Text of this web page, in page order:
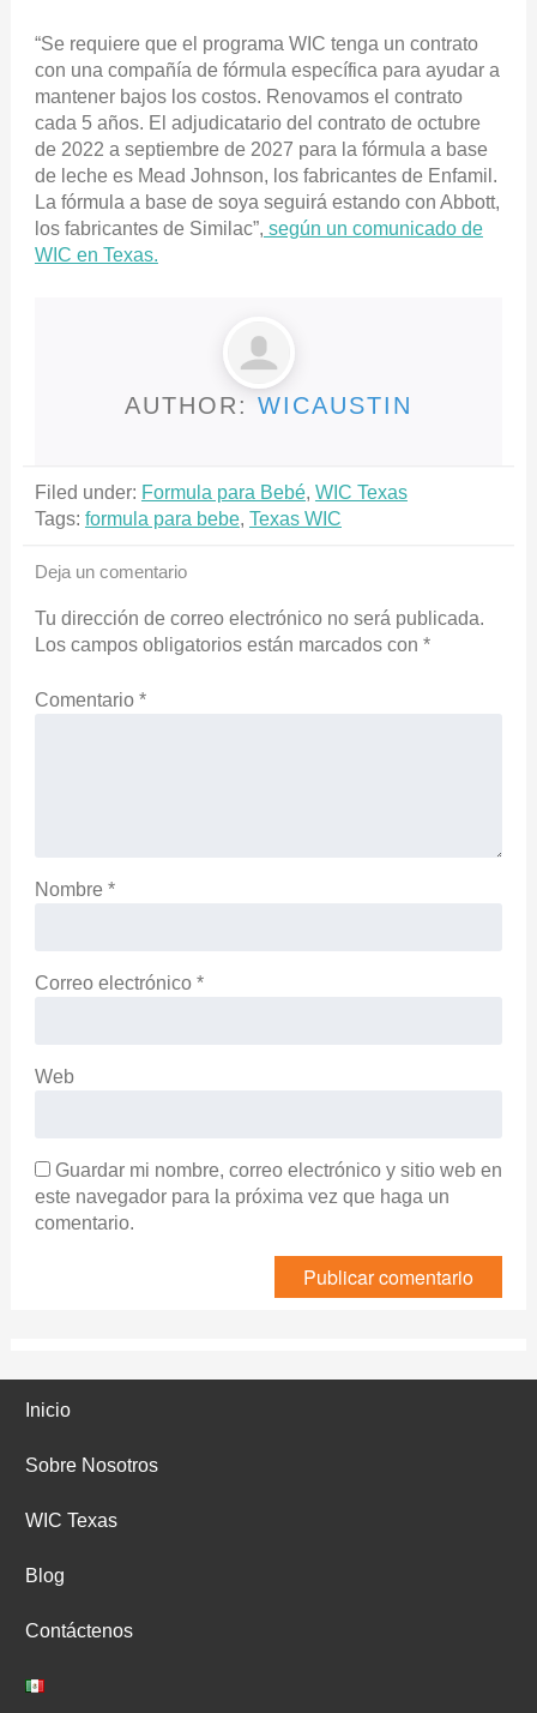
“Se requiere que el programa WIC tenga un contrato
con una compañía de fórmula específica para ayudar a
mantener bajos los costos. Renovamos el contrato
cada 5 años. El adjudicatario del contrato de octubre
de 2022 a septiembre de 2027 para la fórmula a base
de leche es Mead Johnson, los fabricantes de Enfamil.
La fórmula a base de soya seguirá estando con Abbott,
los fabricantes de Similac”, según un comunicado de
WIC en Texas.
AUTHOR: WICAUSTIN
Filed under: Formula para Bebé, WIC Texas
Tags: formula para bebe, Texas WIC
Deja un comentario
Tu dirección de correo electrónico no será publicada.
Los campos obligatorios están marcados con *
Comentario *
Nombre *
Correo electrónico *
Web
Guardar mi nombre, correo electrónico y sitio web en
este navegador para la próxima vez que haga un
comentario.
Inicio
Sobre Nosotros
WIC Texas
Blog
Contáctenos